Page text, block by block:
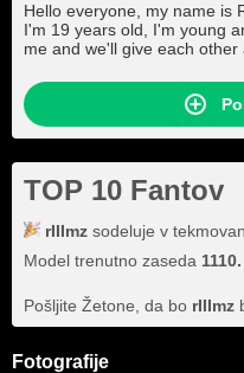
Hello everyone, my name is
I'm 19 years old, I'm young
me and we'll give each
TOP 10 Fantov
rIIImz sodeluje v
Model trenutno zaseda
Pošljite Žetone, da bo rIIImz
Fotografije